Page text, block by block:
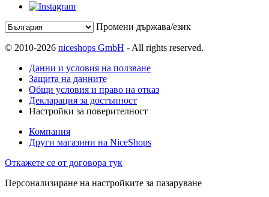
Промени държава/език
© 2010-2026 niceshops GmbH - All rights reserved.
Данни и условия на ползване
Защита на данните
Общи условия и право на отказ
Декларация за достъпност
Настройки за поверителност
Компания
Други магазини на NiceShops
Откажете се от договора тук
Персонализиране на настройките за пазаруване